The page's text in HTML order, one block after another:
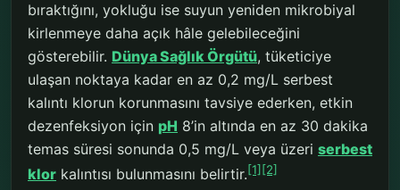
bıraktığını, yokluğu ise suyun yeniden mikrobiyal
kirlenmeye daha açık hâle gelebileceğini
gösterebilir. Dünya Sağlık Örgütü, tüketiciye
ulaşan noktaya kadar en az 0,2 mg/L serbest
kalıntı klorun korunmasını tavsiye ederken, etkin
dezenfeksiyon için pH 8’in altında en az 30 dakika
temas süresi sonunda 0,5 mg/L veya üzeri serbest
klor kalıntısı bulunmasını belirtir.[1] [2]